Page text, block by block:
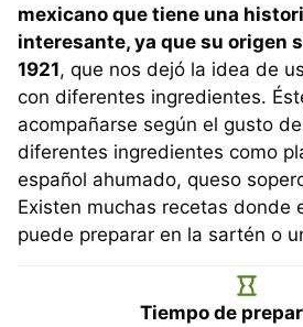
mexicano que tiene una
interesante, ya que su origen
1921, que nos dejó la idea de
con diferentes ingredientes.
acompañarse según el gusto
diferentes ingredientes como
español ahumado, queso
Existen muchas recetas donde
puede preparar en la sartén o
Tiempo de